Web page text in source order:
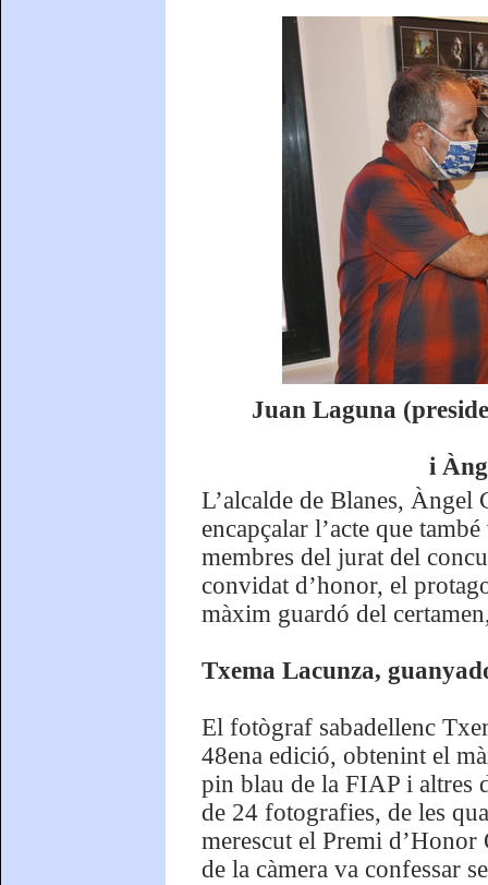
Juan Laguna
i
L’alcalde de Blanes, Àngel
encapçalar l’acte que
membres del jurat del
convidat d’honor, el
màxim guardó del
Txema Lacunza,
El fotògraf sabadellenc
48ena edició, obtenint el
pin blau de la FIAP i altres
de 24 fotografies, de les
merescut el Premi d’Honor
de la càmera va confessar